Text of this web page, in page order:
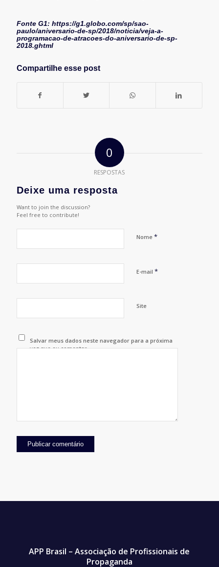
Fonte G1: https://g1.globo.com/sp/sao-
paulo/aniversario-de-sp/2018/noticia/veja-a-
programacao-de-atracoes-do-aniversario-de-sp-
2018.ghtml
Compartilhe esse post
0
RESPOSTAS
Deixe uma resposta
Want to join the discussion?
Feel free to contribute!
Nome *
E-mail *
Site
Salvar meus dados neste navegador para a próxima
vez que eu comentar.
APP Brasil – Associação de Profissionais de
Propaganda